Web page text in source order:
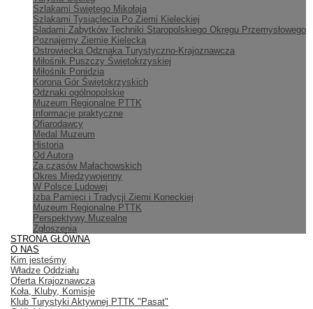
Szlakami Świętego Mikołaja
Szlakami Tysiąclecia Po Ziemi Kieleckiej
Śladami Zabytków Techniki Staropolskiego Okręgu Przemysłowego
Poznajemy Ziemię Kielecką
Ostrowiecka Odznaka Turystyczno-Krajoznawcza
Miłośnik Puszczy Świętokrzyskiej
Miłośnik Ponidzia
Korona Gór Świętokrzyskich
Odznaki ogólnopolskie
Muzeum Regionalne PTTK
Informacje praktyczne
Ofiarodawcy
Medal Muzeum
Historia
Od Autora
Za czasów Małachowskich
Okres Międzywojenny
W Polsce Ludowej
Izba Pamięci i Tradycji Ziemi Koneckiej
Muzeum Regionalne PTTK
Perspektywy Muzealne
Zgłoszenia
STRONA GŁÓWNA
O NAS
Kim jesteśmy
Władze Oddziału
Oferta Krajoznawcza
Koła, Kluby, Komisje
Klub Turystyki Aktywnej PTTK "Pasat"